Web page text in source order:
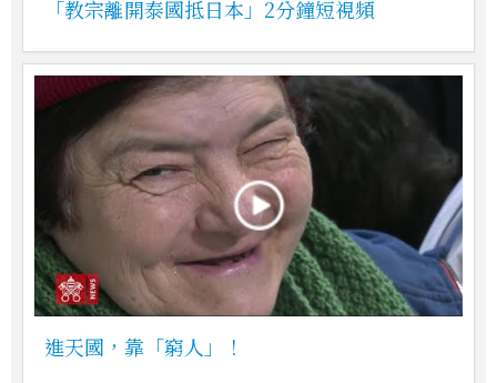
「教宗離開泰國抵日本」2分鐘短視頻
進天國，靠「窮人」！